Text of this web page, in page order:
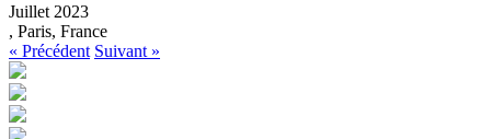
Juillet 2023
, Paris, France
« Précédent Suivant »